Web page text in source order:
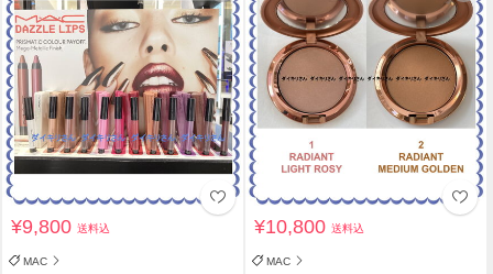
¥9,800送料込
MAC
¥10,800送料込
MAC